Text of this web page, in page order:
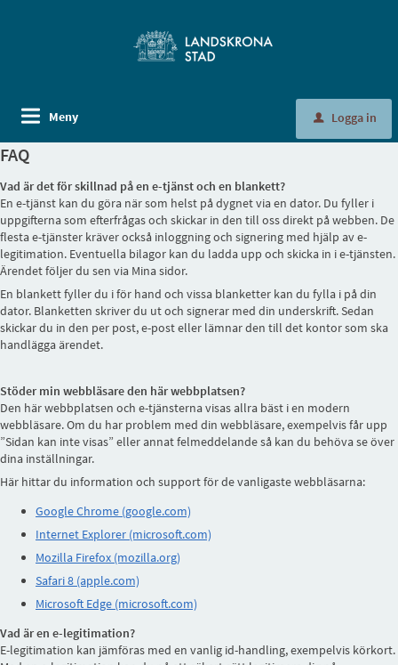
Meny u Logga in
FAQ
Vad är det för skillnad på en e-tjänst och en blankett?
En e-tjänst kan du göra när som helst på dygnet via en dator. Du fyller i
uppgifterna som efterfrågas och skickar in den till oss direkt på webben. De
flesta e-tjänster kräver också inloggning och signering med hjälp av e-
legitimation. Eventuella bilagor kan du ladda upp och skicka in i e-tjänsten.
Ärendet följer du sen via Mina sidor.
En blankett fyller du i för hand och vissa blanketter kan du fylla i på din
dator. Blanketten skriver du ut och signerar med din underskrift. Sedan
skickar du in den per post, e-post eller lämnar den till det kontor som ska
handlägga ärendet.
Stöder min webbläsare den här webbplatsen?
Den här webbplatsen och e-tjänsterna visas allra bäst i en modern
webbläsare. Om du har problem med din webbläsare, exempelvis får upp
”Sidan kan inte visas” eller annat felmeddelande så kan du behöva se över
dina inställningar.
Här hittar du information och support för de vanligaste webbläsarna:
Google Chrome (google.com)
Internet Explorer (microsoft.com)
Mozilla Firefox (mozilla.org)
Safari 8 (apple.com)
Microsoft Edge (microsoft.com)
Vad är en e-legitimation?
E-legitimation kan jämföras med en vanlig id-handling, exempelvis körkort.